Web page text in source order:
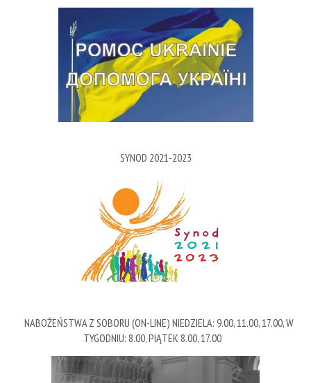
SYNOD 2021-2023
NABOŻEŃSTWA Z SOBORU (ON-LINE) NIEDZIELA: 9.00, 11.00, 17.00, W
TYGODNIU: 8.00, PIĄTEK 8.00, 17.00